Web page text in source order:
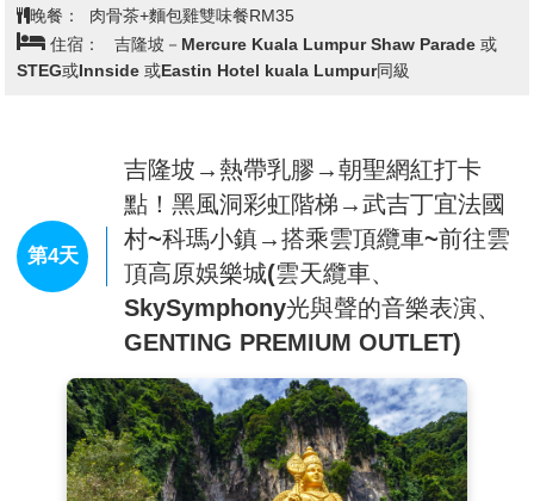
壯觀瑰麗的海上璀璨明珠，獨一無二的夢幻式度假天堂，盡
顯豪華尊貴，讓您在休閒的氛圍中享受奢華的時尚生活。寬
敞舒適的海上屋房間，給您高雅超凡的生活空間和寬闊無比
海上度假屋都有獨有專用的ROOF LINE特殊強化玻璃缸泳
池，足以讓您和家人以及親友安心共度美好時光。
酒店擁有私人沙灘，園區的設施、活動選項繁多，絕對不會
讓人感到無聊，不僅食尚玩家曾經採訪，就連周杰倫都來住
264平方公哩的未來馬國行政電子中心,未來環保無煙城市以
馬來西亞首位總理的名字命名，滿目盡是濃濃的綠意道路兩
旁被一棵棵大樹包圍著，排列成一條長長的林蔭大道，這條
粉紅清真寺、親水公園、及行政中心等。
【水上粉紅清真寺】位於總理府和布城湖的右邊。廣場側面
是水上清真寺的全貌。這座四分之三建於湖面上的水上清真
寺是馬來西亞目前最大的清真寺之一，可以同時容納一萬兩
千人在此做禮拜。每當做禮拜時，清真寺那高高的宣禮塔内
播放的古蘭經聲悠颺地縈繞在清真寺的上空十分悦耳。除造
※遇回教徒朝拜麥加時間或回教節日時，恕不開放觀光客入
內參觀，但仍可在外觀拍照留念。
【蘇丹皇宮】這是國家元首蘇丹的宮邸，被青蔥的草坪圍繞
著，若遇上國家慶典，皇宮便會在夜晚披上五彩的燈飾。因
晚餐：
肉骨茶+麵包雞雙味餐RM35
住宿：
吉隆坡－Mercure Kuala Lumpur Shaw Parade 或
STEG或Innside 或Eastin Hotel kuala Lumpur同級
第4天
吉隆坡→熱帶乳膠→朝聖網紅打卡
點！黑風洞彩虹階梯→武吉丁宜法國
村~科瑪小鎮→搭乘雲頂纜車~前往雲
頂高原娛樂城(雲天纜車、
SkySymphony光與聲的音樂表演、
GENTING PREMIUM OUTLET)